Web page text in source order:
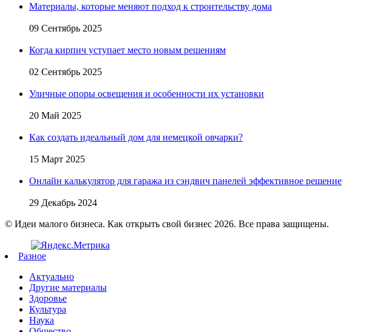
Материалы, которые меняют подход к строительству дома
09 Сентябрь 2025
Когда кирпич уступает место новым решениям
02 Сентябрь 2025
Уличные опоры освещения и особенности их установки
20 Май 2025
Как создать идеальный дом для немецкой овчарки?
15 Март 2025
Онлайн калькулятор для гаража из сэндвич панелей эффективное решение
29 Декабрь 2024
© Идеи малого бизнеса. Как открыть свой бизнес 2026. Все права защищены.
Разное
Актуально
Другие материалы
Здоровье
Культура
Наука